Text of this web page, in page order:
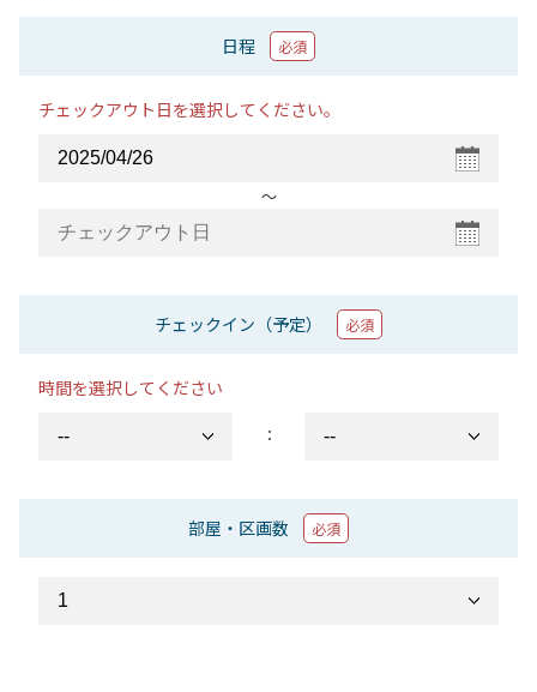
日程 必須
チェックアウト日を選択してください。
〜
チェックイン（予定） 必須
時間を選択してください
：
部屋・区画数 必須